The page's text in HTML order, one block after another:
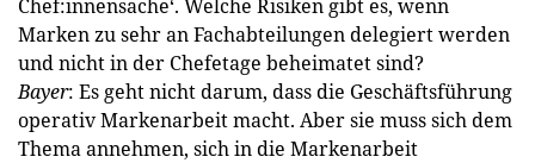
Chef:innensache‘. Welche Risiken gibt es, wenn
Marken zu sehr an Fachabteilungen delegiert werden
und nicht in der Chefetage beheimatet sind?
Bayer: Es geht nicht darum, dass die Geschäftsführung
operativ Markenarbeit macht. Aber sie muss sich dem
Thema annehmen, sich in die Markenarbeit